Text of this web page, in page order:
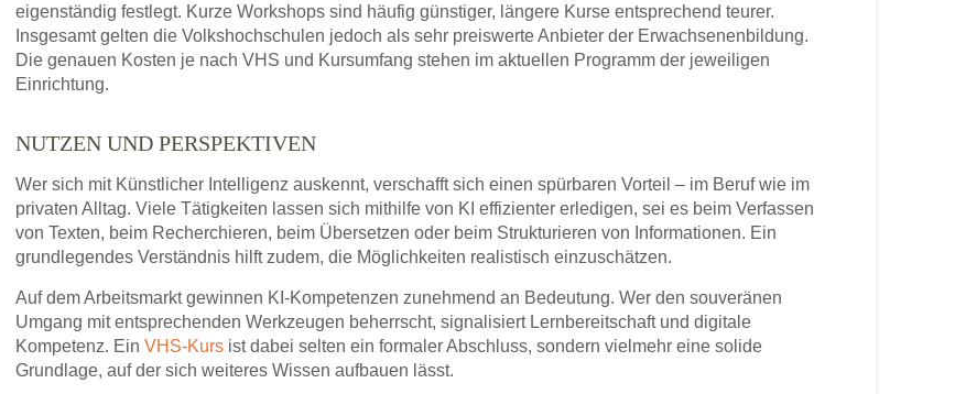
eigenständig festlegt. Kurze Workshops sind häufig günstiger, längere Kurse entsprechend teurer.
Insgesamt gelten die Volkshochschulen jedoch als sehr preiswerte Anbieter der Erwachsenenbildung.
Die genauen Kosten je nach VHS und Kursumfang stehen im aktuellen Programm der jeweiligen
Einrichtung.
NUTZEN UND PERSPEKTIVEN
Wer sich mit Künstlicher Intelligenz auskennt, verschafft sich einen spürbaren Vorteil – im Beruf wie im
privaten Alltag. Viele Tätigkeiten lassen sich mithilfe von KI effizienter erledigen, sei es beim Verfassen
von Texten, beim Recherchieren, beim Übersetzen oder beim Strukturieren von Informationen. Ein
grundlegendes Verständnis hilft zudem, die Möglichkeiten realistisch einzuschätzen.
Auf dem Arbeitsmarkt gewinnen KI-Kompetenzen zunehmend an Bedeutung. Wer den souveränen
Umgang mit entsprechenden Werkzeugen beherrscht, signalisiert Lernbereitschaft und digitale
Kompetenz. Ein VHS-Kurs ist dabei selten ein formaler Abschluss, sondern vielmehr eine solide
Grundlage, auf der sich weiteres Wissen aufbauen lässt.